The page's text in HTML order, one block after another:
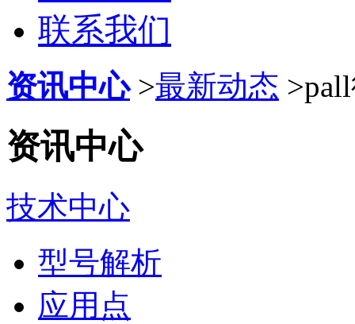
联系我们
资讯中心 >最新动态 >
资讯中心
技术中心
型号解析
应用点